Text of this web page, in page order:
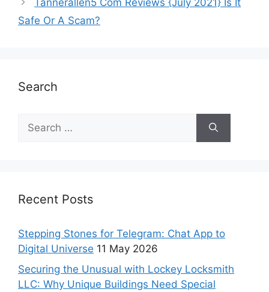
Tannerallen5 Com Reviews {July 2021} Is It
Safe Or A Scam?
Search
Recent Posts
Stepping Stones for Telegram: Chat App to
Digital Universe 11 May 2026
Securing the Unusual with Lockey Locksmith
LLC: Why Unique Buildings Need Special